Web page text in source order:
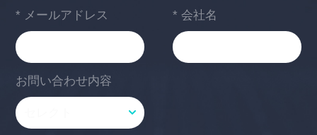
* メールアドレス * 会社名
お問い合わせ内容